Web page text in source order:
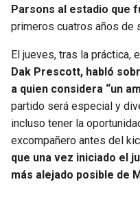
49ERS
BEARS
GRIZZLIES
SPURS
Parsons al estadio que
primeros cuatros años de
El jueves, tras la práctica,
Dak Prescott, habló
a quien considera “un
partido será especial y
incluso tener la
excompañero antes del
que una vez iniciado el
más alejado posible de